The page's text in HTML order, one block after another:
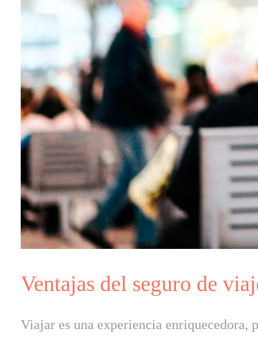
Ventajas del seguro de
Viajar es una experiencia